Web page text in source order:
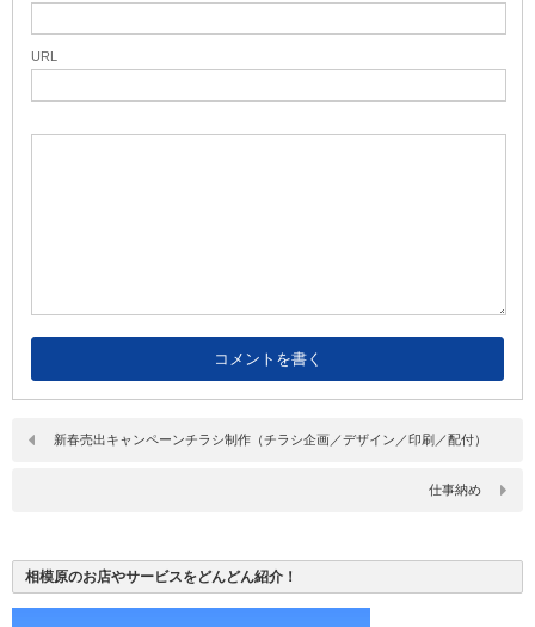
URL
新春売出キャンペーンチラシ制作（チラシ企画／デザイン／印刷／配付）
仕事納め
相模原のお店やサービスをどんどん紹介！